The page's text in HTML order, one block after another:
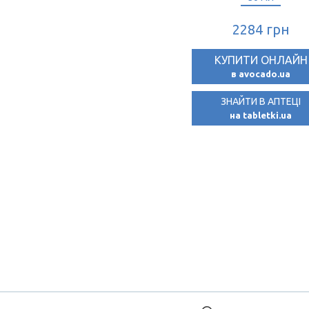
2284 грн
КУПИТИ ОНЛАЙН
в avocado.ua
ЗНАЙТИ В АПТЕЦІ
на tabletki.ua